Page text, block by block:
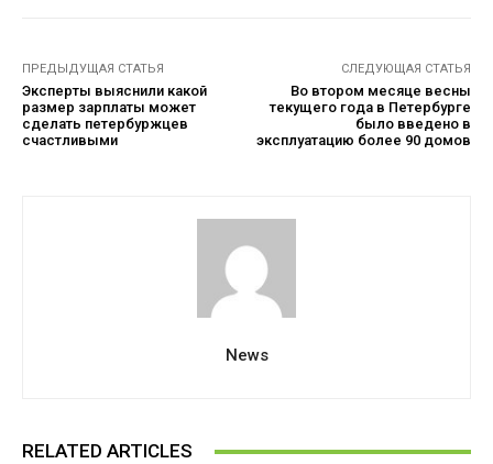
ПРЕДЫДУЩАЯ СТАТЬЯ
Эксперты выяснили какой
размер зарплаты может
сделать петербуржцев
счастливыми
СЛЕДУЮЩАЯ СТАТЬЯ
Во втором месяце весны
текущего года в Петербурге
было введено в
эксплуатацию более 90 домов
News
RELATED ARTICLES